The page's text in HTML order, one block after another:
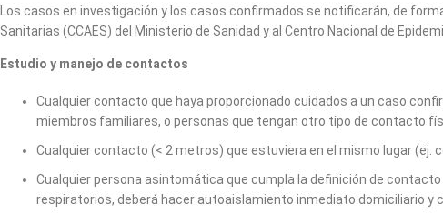
Los casos en investigación y los casos confirmados se notificarán, de
Sanitarias (CCAES) del Ministerio de Sanidad y al Centro Nacional de
Estudio y manejo de contactos
Cualquier contacto que haya proporcionado cuidados a un caso
miembros familiares, o personas que tengan otro tipo de contacto
Cualquier contacto (< 2 metros) que estuviera en el mismo lugar
Cualquier persona asintomática que cumpla la definición de
respiratorios, deberá hacer autoaislamiento inmediato domiciliario